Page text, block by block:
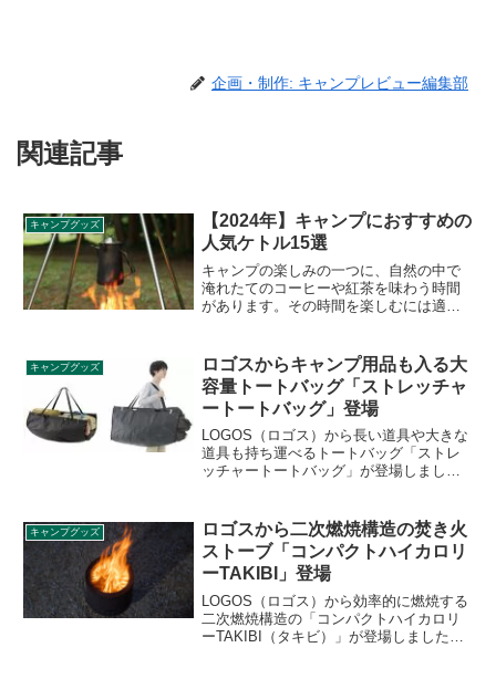
企画・制作: キャンプレビュー編集部
関連記事
キャンプグッズ
【2024年】キャンプにおすすめの
人気ケトル15選
キャンプの楽しみの一つに、自然の中で
淹れたてのコーヒーや紅茶を味わう時間
があります。その時間を楽しむには適切
でのキャンプまで、あらゆるシーンに合
わせたキャンプケトルの選び方を解説し
ます。素材や形状、容量などに注目し、
おすすめの15種類をご紹介します。
キャンプグッズ
ロゴスからキャンプ用品も入る大
容量トートバッグ「ストレッチャ
ートートバッグ」登場
LOGOS（ロゴス）から長い道具や大きな
道具も持ち運べるトートバッグ「ストレ
ッチャートートバッグ」が登場しまし
詳細をレビューします。
キャンプグッズ
ロゴスから二次燃焼構造の焚き火
ストーブ「コンパクトハイカロリ
ーTAKIBI」登場
LOGOS（ロゴス）から効率的に燃焼する
二次燃焼構造の「コンパクトハイカロリ
ーTAKIBI（タキビ）」が登場しました。